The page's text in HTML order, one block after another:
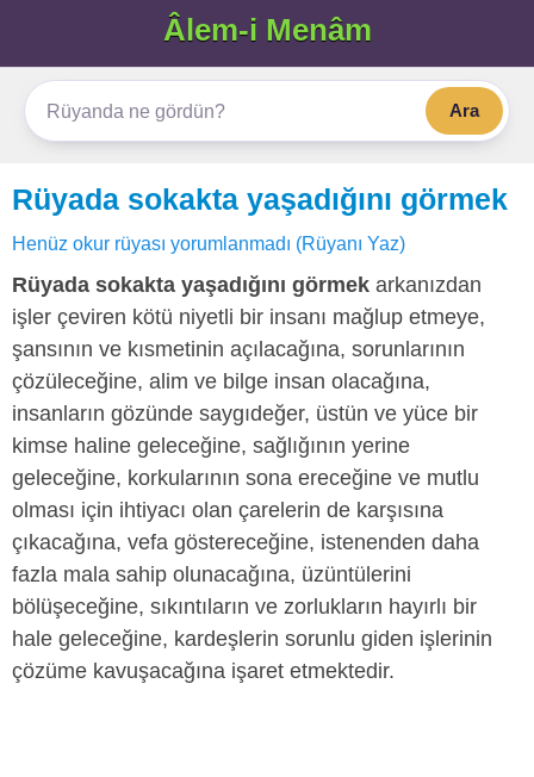
Âlem-i Menâm
Ara
Rüyada sokakta yaşadığını görmek
Henüz okur rüyası yorumlanmadı (Rüyanı Yaz)
Rüyada sokakta yaşadığını görmek arkanızdan
işler çeviren kötü niyetli bir insanı mağlup etmeye,
şansının ve kısmetinin açılacağına, sorunlarının
çözüleceğine, alim ve bilge insan olacağına,
insanların gözünde saygıdeğer, üstün ve yüce bir
kimse haline geleceğine, sağlığının yerine
geleceğine, korkularının sona ereceğine ve mutlu
olması için ihtiyacı olan çarelerin de karşısına
çıkacağına, vefa göstereceğine, istenenden daha
fazla mala sahip olunacağına, üzüntülerini
bölüşeceğine, sıkıntıların ve zorlukların hayırlı bir
hale geleceğine, kardeşlerin sorunlu giden işlerinin
çözüme kavuşacağına işaret etmektedir.